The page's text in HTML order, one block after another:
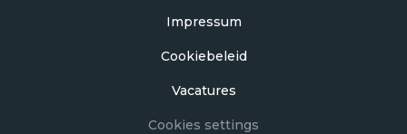
Impressum
Cookiebeleid
Vacatures
Cookies settings